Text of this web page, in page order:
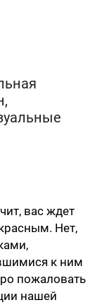
вас ждет
Нет,
к ним
пожаловать
нашей